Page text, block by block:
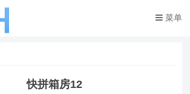
菜单
快拼箱房12